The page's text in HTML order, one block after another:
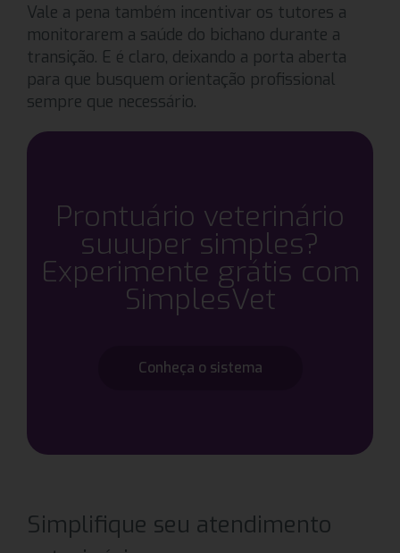
Vale a pena também incentivar os tutores a
monitorarem a saúde do bichano durante a
transição. E é claro, deixando a porta aberta
para que busquem orientação profissional
sempre que necessário.
Prontuário veterinário
suuuper simples?
Experimente grátis com
SimplesVet
Conheça o sistema
Simplifique seu atendimento